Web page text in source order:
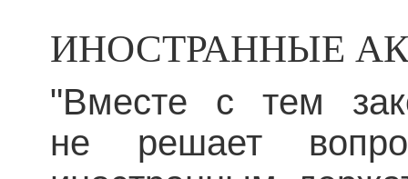
ИНОСТРАННЫЕ
"Вместе с тем
не решает